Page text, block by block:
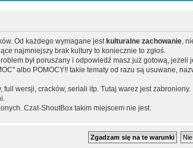
Od każdego wymagane jest kulturalne zachowanie,
najmniejszy brak kultury to koniecznie to zgłoś.
był poruszany i odpowiedź masz już gotową,
albo POMOCY!! takie tematy od razu są usuwane,
wersji, cracków, seriali itp. Tutaj warez jest zabroniony.
Czat-ShoutBox takim miejscem nie jest.